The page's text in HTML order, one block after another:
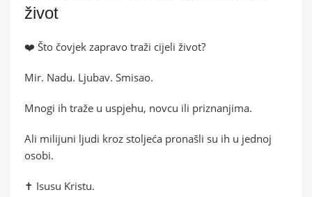
život
❤️ Što čovjek zapravo traži cijeli život?
Mir. Nadu. Ljubav. Smisao.
Mnogi ih traže u uspjehu, novcu ili priznanjima.
Ali milijuni ljudi kroz stoljeća pronašli su ih u jednoj
osobi.
✝️ Isusu Kristu.